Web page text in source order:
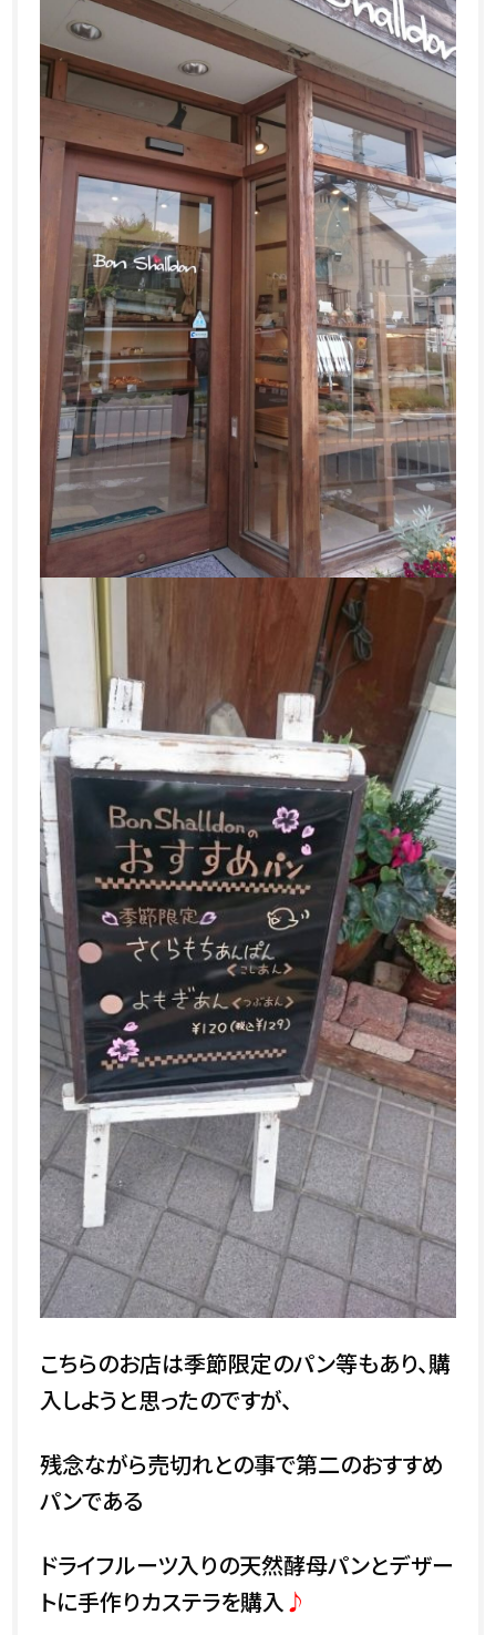
こちらのお店は季節限定のパン等もあり、購
入しようと思ったのですが、
残念ながら売切れとの事で第二のおすすめ
パンである
ドライフルーツ入りの天然酵母パンとデザー
トに手作りカステラを購入 ♪